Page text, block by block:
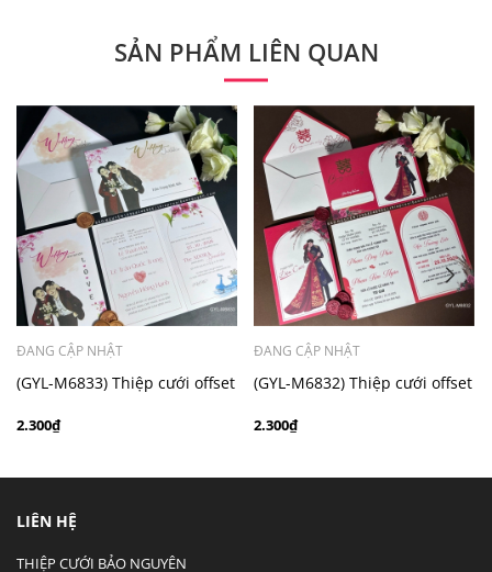
Quý khách vui lòng liên hệ để có thông tin chính xác.
- Mẫu dưới 3000 giá chưa bao gồm bản đồ, quý khách
có nhu cầu in bản đồ sẽ có mức phí 300 - 500 đồng 1
thiệp tuỳ chất liệu.
SẢN PHẨM LIÊN QUAN
ĐANG CẬP NHẬT
(GYL-M6833) Thiệp cưới offset
2.300₫
ĐANG CẬP NHẬT
(GYL-M6832) Thiệp cưới offset
2.300₫
LIÊN HỆ
THIỆP CƯỚI BẢO NGUYÊN